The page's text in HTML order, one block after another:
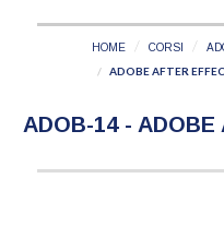
HOME CORSI
ADOBE AFTER
ADOB-14 - ADOBE